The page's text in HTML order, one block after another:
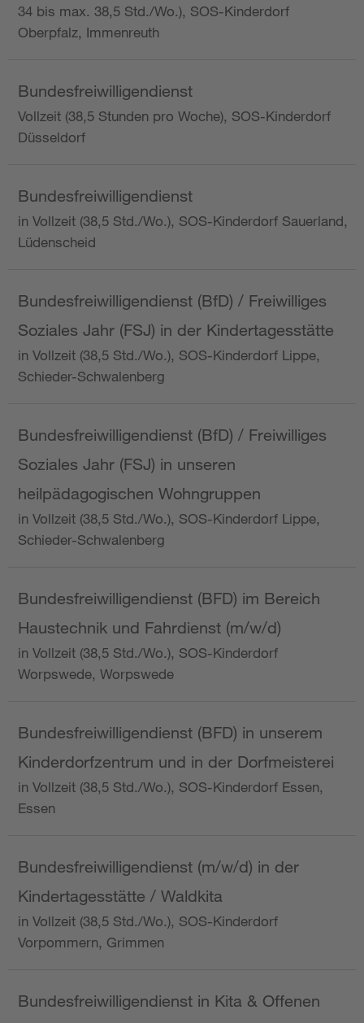
34 bis max. 38,5 Std./Wo.), SOS-Kinderdorf
Oberpfalz, Immenreuth
Bundesfreiwilligendienst
Vollzeit (38,5 Stunden pro Woche), SOS-Kinderdorf
Düsseldorf
Bundesfreiwilligendienst
in Vollzeit (38,5 Std./Wo.), SOS-Kinderdorf Sauerland,
Lüdenscheid
Bundesfreiwilligendienst (BfD) / Freiwilliges
Soziales Jahr (FSJ) in der Kindertagesstätte
in Vollzeit (38,5 Std./Wo.), SOS-Kinderdorf Lippe,
Schieder-Schwalenberg
Bundesfreiwilligendienst (BfD) / Freiwilliges
Soziales Jahr (FSJ) in unseren
heilpädagogischen Wohngruppen
in Vollzeit (38,5 Std./Wo.), SOS-Kinderdorf Lippe,
Schieder-Schwalenberg
Bundesfreiwilligendienst (BFD) im Bereich
Haustechnik und Fahrdienst (m/w/d)
in Vollzeit (38,5 Std./Wo.), SOS-Kinderdorf
Worpswede, Worpswede
Bundesfreiwilligendienst (BFD) in unserem
Kinderdorfzentrum und in der Dorfmeisterei
in Vollzeit (38,5 Std./Wo.), SOS-Kinderdorf Essen,
Essen
Bundesfreiwilligendienst (m/w/d) in der
Kindertagesstätte / Waldkita
in Vollzeit (38,5 Std./Wo.), SOS-Kinderdorf
Vorpommern, Grimmen
Bundesfreiwilligendienst in Kita & Offenen